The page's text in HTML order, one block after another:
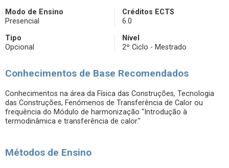
Modo de Ensino
Presencial
Créditos ECTS
6.0
Tipo
Opcional
Nível
2º Ciclo - Mestrado
Conhecimentos de Base Recomendados
Conhecimentos na área da Física das Construções, Tecnologia
das Construções, Fenómenos de Transferência de Calor ou
frequência do Módulo de harmonização "Introdução à
termodinâmica e transferência de calor."
Métodos de Ensino